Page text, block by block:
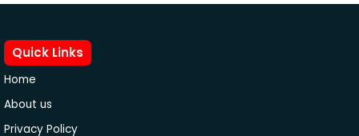
Quick Links
Home
About us
Privacy Policy